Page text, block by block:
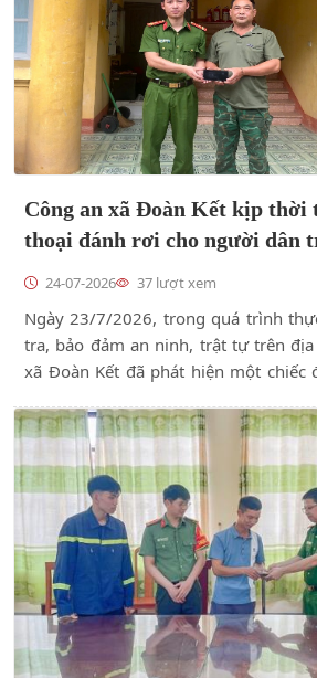
Công an xã Đoàn Kết kịp thời
thoại đánh rơi cho người dân
24-07-2026 37 lượt xem
Ngày 23/7/2026, trong quá trình
tra, bảo đảm an ninh, trật tự trên địa
xã Đoàn Kết đã phát hiện một chiếc
xã Đoàn Kết.